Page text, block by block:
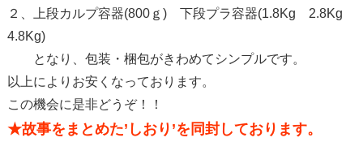
２、上段カルプ容器(800ｇ) 下段プラ容器(1.8Kg 2.8Kg
4.8Kg)
となり、包装・梱包がきわめてシンプルです。
以上によりお安くなっております。
この機会に是非どうぞ！！
★故事をまとめた’しおり’を同封しております。